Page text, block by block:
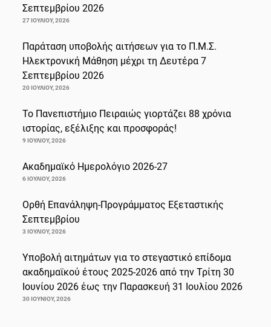
Σεπτεμβρίου 2026
27 ΙΟΥΛΊΟΥ, 2026
Παράταση υποβολής αιτήσεων για το Π.Μ.Σ.
Ηλεκτρονική Μάθηση μέχρι τη Δευτέρα 7
Σεπτεμβρίου 2026
20 ΙΟΥΛΊΟΥ, 2026
Το Πανεπιστήμιο Πειραιώς γιορτάζει 88 χρόνια
ιστορίας, εξέλιξης και προσφοράς!
9 ΙΟΥΛΊΟΥ, 2026
Ακαδημαϊκό Ημερολόγιο 2026-27
6 ΙΟΥΛΊΟΥ, 2026
Ορθή Επανάληψη-Προγράμματος Εξεταστικής
Σεπτεμβρίου
3 ΙΟΥΛΊΟΥ, 2026
Υποβολή αιτημάτων για το στεγαστικό επίδομα
ακαδημαϊκού έτους 2025-2026 από την Τρίτη 30
Ιουνίου 2026 έως την Παρασκευή 31 Ιουλίου 2026
30 ΙΟΥΝΊΟΥ, 2026